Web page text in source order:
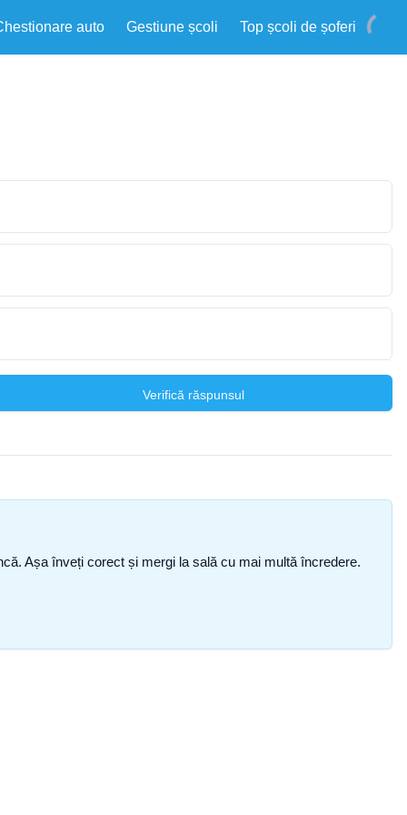
auto Gestiune școli Top școli de șoferi
Verifică răspunsul
Așa înveți corect și mergi la sală cu mai multă încredere.